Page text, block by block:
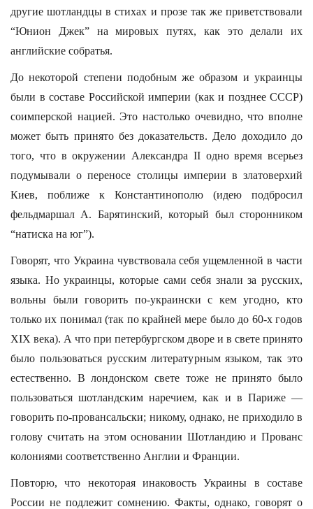
другие шотландцы в стихах и прозе так же приветствовали
“Юнион Джек” на мировых путях, как это делали их
английские собратья.
До некоторой степени подобным же образом и украинцы
были в составе Российской империи (как и позднее СССР)
соимперской нацией. Это настолько очевидно, что вполне
может быть принято без доказательств. Дело доходило до
того, что в окружении Александра II одно время всерьез
подумывали о переносе столицы империи в златоверхий
Киев, поближе к Константинополю (идею подбросил
фельдмаршал А. Барятинский, который был сторонником
“натиска на юг”).
Говорят, что Украина чувствовала себя ущемленной в части
языка. Но украинцы, которые сами себя знали за русских,
вольны были говорить по-украински с кем угодно, кто
только их понимал (так по крайней мере было до 60-х годов
XIX века). А что при петербургском дворе и в свете принято
было пользоваться русским литературным языком, так это
естественно. В лондонском свете тоже не принято было
пользоваться шотландским наречием, как и в Париже —
говорить по-провансальски; никому, однако, не приходило в
голову считать на этом основании Шотландию и Прованс
колониями соответственно Англии и Франции.
Повторю, что некоторая инаковость Украины в составе
России не подлежит сомнению. Факты, однако, говорят о